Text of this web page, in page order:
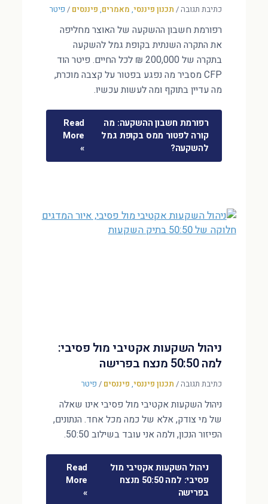
כתיבת תגובה/ תכנון פיננסי, מאמרים, פיננסים / פיטר
רפורמת חשבון ההשקעה של האוצר מחליפה
את התקרה השנתית בקופת גמל להשקעה
בתקרה של 200,000 ₪ לכל החיים. פיטר הוד
CFP מסביר מה נפגע בפטור על קצבה מוכרת,
מה עדיין בתוקף ומה לעשות עכשיו.
רפורמת חשבון ההשקעה: מה
קורה לפטור ממס בקופת גמל
להשקעה?
Read
More
»
ניהול השקעות אקטיבי מול פסיבי:
למה 50:50 מנצח בפרישה
כתיבת תגובה/ תכנון פיננסי, פיננסים / פיטר
ניהול השקעות אקטיבי מול פסיבי אינו שאלה
של מי צודק, אלא של כמה מכל אחד. הנתונים,
הפיזור הנכון, ולמה אני עובד בשילוב 50:50.
ניהול השקעות אקטיבי מול
פסיבי: למה 50:50 מנצח
בפרישה
Read
More
»